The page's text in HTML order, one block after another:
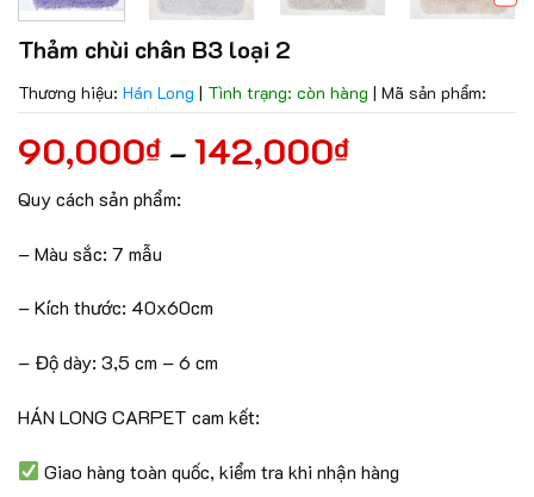
Thảm chùi chân B3 loại 2
Thương hiệu: Hán Long | Tình trạng: còn hàng | Mã sản phẩm:
90,000₫ – 142,000₫
Quy cách sản phẩm:
– Màu sắc: 7 mẫu
– Kích thước: 40x60cm
– Độ dày: 3,5 cm – 6 cm
HÁN LONG CARPET cam kết:
Giao hàng toàn quốc, kiểm tra khi nhận hàng